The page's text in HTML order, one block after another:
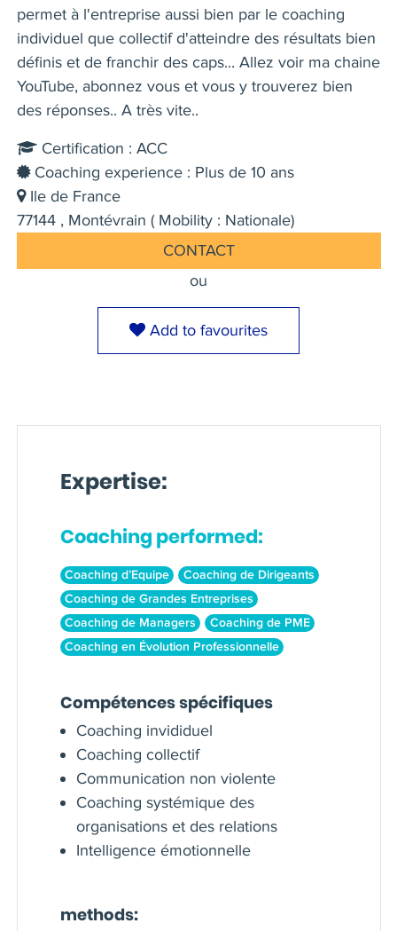
permet à l'entreprise aussi bien par le coaching
individuel que collectif d'atteindre des résultats bien
définis et de franchir des caps... Allez voir ma chaine
YouTube, abonnez vous et vous y trouverez bien
des réponses.. A très vite..
Certification : ACC
Coaching experience : Plus de 10 ans
Ile de France
77144 , Montévrain ( Mobility : Nationale)
CONTACT
ou
Add to favourites
Expertise:
Coaching performed:
Coaching d’Equipe
Coaching de Dirigeants
Coaching de Grandes Entreprises
Coaching de Managers
Coaching de PME
Coaching en Évolution Professionnelle
Compétences spécifiques
Coaching invididuel
Coaching collectif
Communication non violente
Coaching systémique des
organisations et des relations
Intelligence émotionnelle
methods: